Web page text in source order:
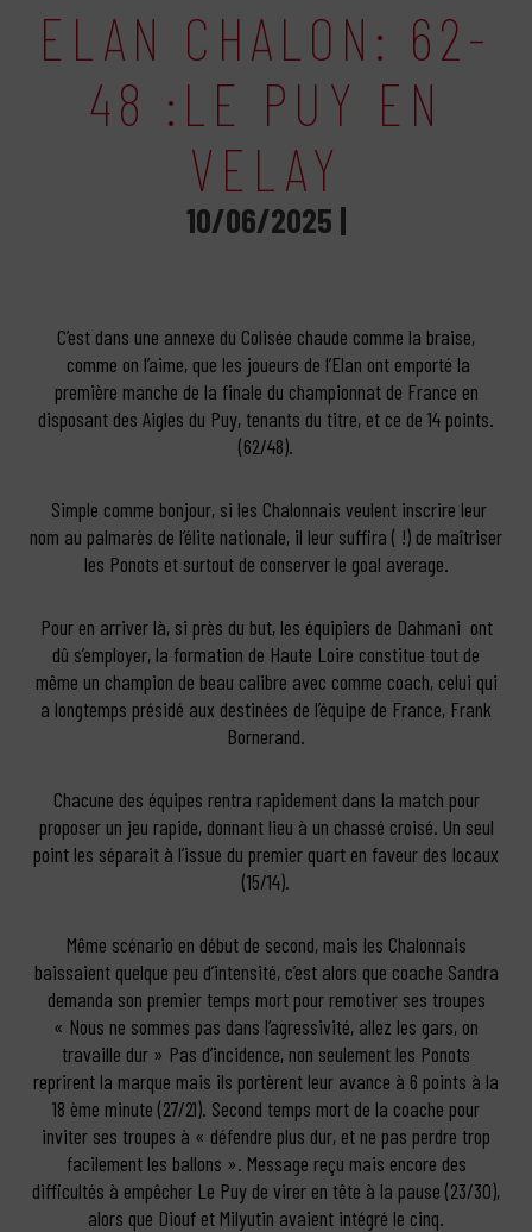
ELAN CHALON: 62-
48 :LE PUY EN
VELAY
10/06/2025 |
C’est dans une annexe du Colisée chaude comme la braise,
comme on l’aime, que les joueurs de l’Elan ont emporté la
première manche de la finale du championnat de France en
disposant des Aigles du Puy, tenants du titre, et ce de 14 points.
(62/48).
Simple comme bonjour, si les Chalonnais veulent inscrire leur
nom au palmarès de l’élite nationale, il leur suffira ( !) de maîtriser
les Ponots et surtout de conserver le goal average.
Pour en arriver là, si près du but, les équipiers de Dahmani ont
dû s’employer, la formation de Haute Loire constitue tout de
même un champion de beau calibre avec comme coach, celui qui
a longtemps présidé aux destinées de l’équipe de France, Frank
Bornerand.
Chacune des équipes rentra rapidement dans la match pour
proposer un jeu rapide, donnant lieu à un chassé croisé. Un seul
point les séparait à l’issue du premier quart en faveur des locaux
(15/14).
Même scénario en début de second, mais les Chalonnais
baissaient quelque peu d’intensité, c’est alors que coache Sandra
demanda son premier temps mort pour remotiver ses troupes
« Nous ne sommes pas dans l’agressivité, allez les gars, on
travaille dur » Pas d’incidence, non seulement les Ponots
reprirent la marque mais ils portèrent leur avance à 6 points à la
18 ème minute (27/21). Second temps mort de la coache pour
inviter ses troupes à « défendre plus dur, et ne pas perdre trop
facilement les ballons ». Message reçu mais encore des
difficultés à empêcher Le Puy de virer en tête à la pause (23/30),
alors que Diouf et Milyutin avaient intégré le cinq.